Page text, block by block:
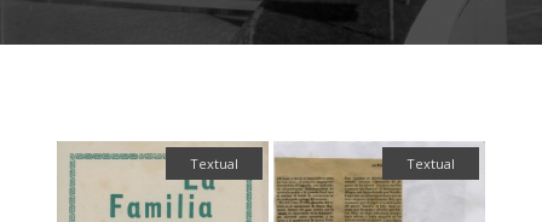
Textual Textual